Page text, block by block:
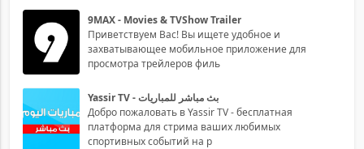
9MAX - Movies & TVShow Trailer
Приветствуем Вас! Вы ищете удобное и
захватывающее мобильное приложение для
просмотра трейлеров филь
Yassir TV - بث مباشر للمباريات
Добро пожаловать в Yassir TV - бесплатная
платформа для стрима ваших любимых
спортивных событий на р